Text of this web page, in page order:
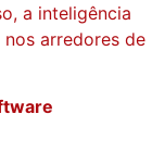
a inteligência
arredores de